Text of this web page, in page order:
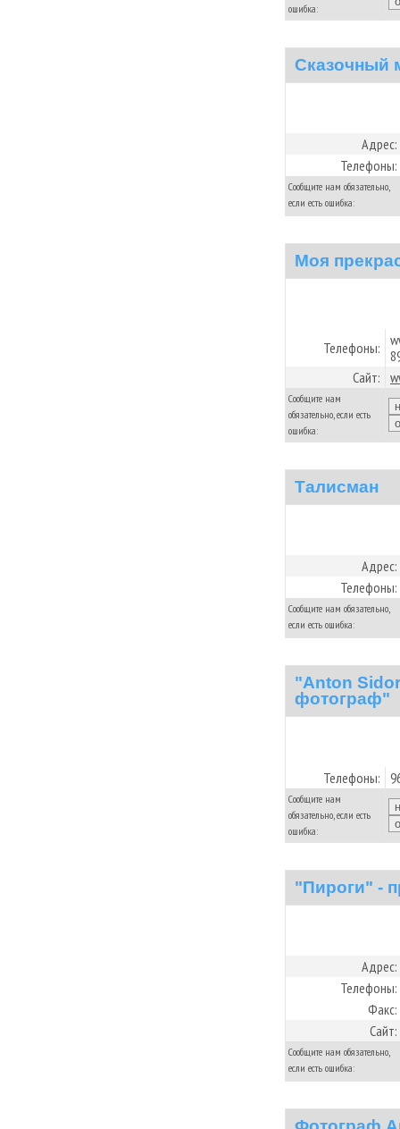
ошибка:
Cказочный
Адрес:
Телефоны:
Сообщите нам обязательно,
если есть ошибка:
Моя
Телефоны:
Сайт:
Сообщите нам
обязательно, если есть
ошибка:
Талисман
Адрес:
Телефоны:
Сообщите нам обязательно,
если есть ошибка:
"Anton
фотограф"
Телефоны:
Сообщите нам
обязательно, если есть
ошибка:
"Пироги" -
Адрес:
Телефоны:
Факс:
Сайт:
Сообщите нам обязательно,
если есть ошибка: